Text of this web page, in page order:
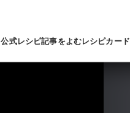
公式レシピ記事をよむレシピカード